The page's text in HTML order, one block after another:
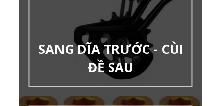
SANG DĨA TRƯỚC - CÙI
ĐỀ SAU